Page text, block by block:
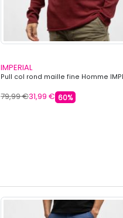
IMPERIAL
Pull col rond maille fine Homme
79,99 €31,99 € 60%